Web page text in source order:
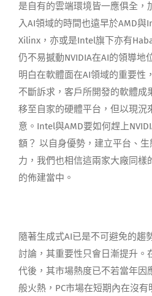
是自有的雲端環境皆一應俱全，
入AI領域的時間也遠早於AMD與
Xilinx，亦或是Intel旗下亦有
仍不易撼動NVIDIA在AI的領導地
明白在軟體面在AI領域的重要性
不斷訴求，客戶所開發的軟體成
移至自家的硬體平台，但以現況
意。Intel與AMD要如何趕上
額？ 以自身優勢，建立平台、
力，我們也相信這兩家大廠同樣
的佈建當中。
隨著生成式AI已是不可避免的趨
討論，其重要性只會日漸提升。
代後，其市場熱度已不若當年因
般火熱，PC市場在短期內在沒